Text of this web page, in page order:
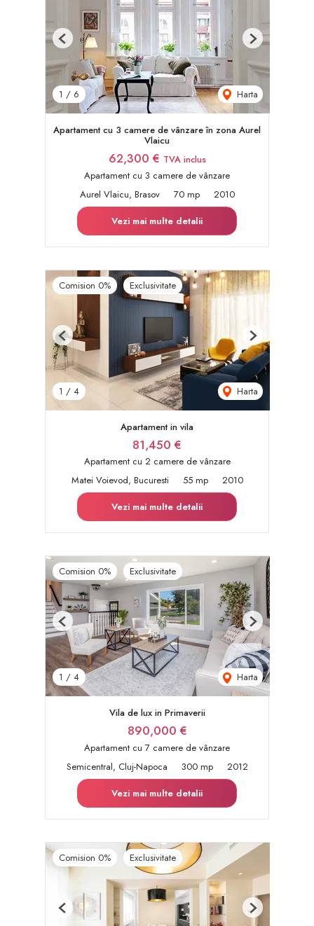
1 / 6 Harta
Previous Next
Apartament cu 3 camere de vânzare în zona Aurel
Vlaicu
62,300 € TVA inclus
Apartament cu 3 camere de vânzare
Aurel Vlaicu, Brasov
70 mp
2010
Vezi mai multe detalii
Comision 0% Exclusivitate
1 / 4 Harta
Previous Next
Apartament in vila
81,450 €
Apartament cu 2 camere de vânzare
Matei Voievod, Bucuresti
55 mp
2010
Vezi mai multe detalii
Comision 0% Exclusivitate
1 / 4 Harta
Previous Next
Vila de lux in Primaverii
890,000 €
Apartament cu 7 camere de vânzare
Semicentral, Cluj-Napoca
300 mp
2012
Vezi mai multe detalii
Comision 0% Exclusivitate
Previous Next